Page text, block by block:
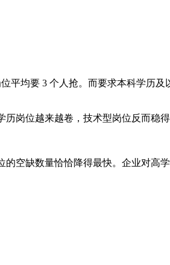
平均要 3 个人抢。而要求本科学历
岗位越来越卷，技术型岗位反而稳得
空缺数量恰恰降得最快。企业对高